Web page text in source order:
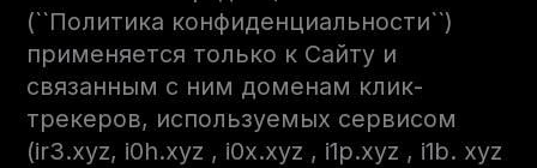
(``Политика конфиденциальности``)
применяется только к Сайту и
связанным с ним доменам клик-
трекеров, используемых сервисом
(ir3.xyz, i0h.xyz , i0x.xyz , i1p.xyz , i1b. xyz